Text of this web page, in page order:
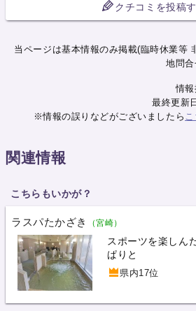
クチコミを投稿
当ページは基本情報のみ掲載(臨時休業等
地問合
情
最終更新
※情報の誤りなどがございましたら
関連情報
こちらもいかが？
ラスパたかざき （宮崎）
スポーツを楽しん
ぱりと
県内17位